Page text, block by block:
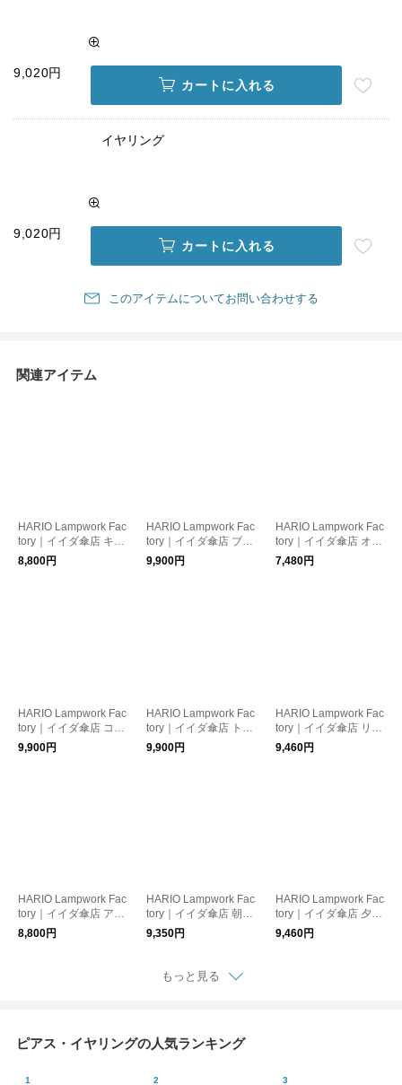
9,020円
カートに入れる
イヤリング
9,020円
カートに入れる
このアイテムについてお問い合わせする
関連アイテム
HARIO Lampwork Fac
tory｜イイダ傘店 キン
モクセイ （アンバ
ー） ピアス・イヤリ
8,800円
HARIO Lampwork Fac
tory｜イイダ傘店 ブル
ーベリー ピアス・イ
ヤリング
9,900円
HARIO Lampwork Fac
tory｜イイダ傘店 オデ
ン ピアス・イヤリン
グ
7,480円
HARIO Lampwork Fac
tory｜イイダ傘店 コモ
レビ ピアス・イヤリ
ング
9,900円
HARIO Lampwork Fac
tory｜イイダ傘店 トウ
モロコシ ピアス・イ
ヤリング
9,900円
HARIO Lampwork Fac
tory｜イイダ傘店 リン
ゴ ピアス・イヤリン
グ
9,460円
HARIO Lampwork Fac
tory｜イイダ傘店 アジ
サイ（グレー） ピア
ス・イヤリング
8,800円
HARIO Lampwork Fac
tory｜イイダ傘店 朝焼
けのカモミール クリ
ア ピアス・イヤリン
9,350円
HARIO Lampwork Fac
tory｜イイダ傘店 夕暮
れのカモミール グレ
ー ピアス・イヤリン
9,460円
もっと見る
ピアス・イヤリングの人気ランキング